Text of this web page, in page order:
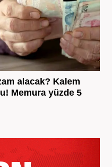
alacak? Kalem
Memura yüzde 5